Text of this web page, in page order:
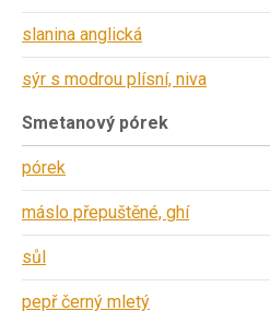
slanina anglická
sýr s modrou plísní, niva
Smetanový pórek
pórek
máslo přepuštěné, ghí
sůl
pepř černý mletý